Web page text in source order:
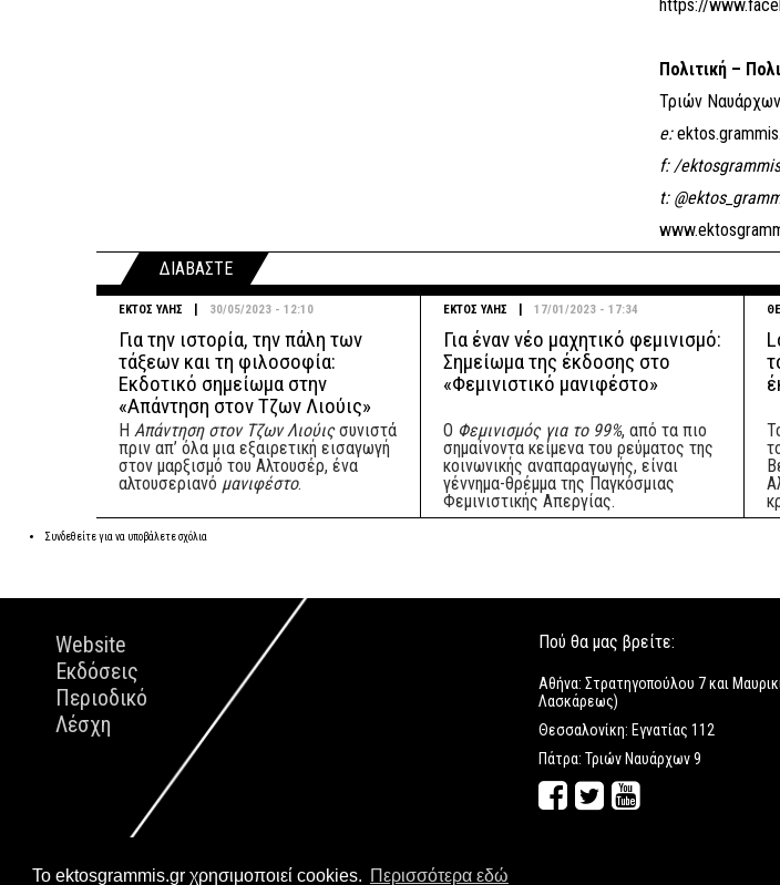
Το ektosgrammis.gr χρησιμοποιεί cookies. Περισσότερα εδώ
https://
Πολιτική –
Τριών
e:
f: /
t:
ΔΙΑΒΑΣΤΕ
ΕΚΤΟΣ ΥΛΗΣ 30/05/2023 - 12:10
Για την ιστορία, την πάλη των
τάξεων και τη φιλοσοφία:
Εκδοτικό σημείωμα στην
«Απάντηση στον Τζων Λιούις»
Η Απάντηση στον Τζων Λιούιςσυνιστά
πριν απ’ όλα μια εξαιρετική εισαγωγή
στον μαρξισμό του Αλτουσέρ, ένα
αλτουσεριανό μανιφέστο.
ΕΚΤΟΣ ΥΛΗΣ 17/01/2023 - 17:34
Για έναν νέο μαχητικό φεμινισμό:
Σημείωμα της έκδοσης στο
«Φεμινιστικό μανιφέστο»
Ο Φεμινισμός για το 99%, από τα πιο
σημαίνοντα κείμενα του ρεύματος της
κοινωνικής αναπαραγωγής, είναι
γέννημα-θρέμμα της Παγκόσμιας
Φεμινιστικής Απεργίας.
Συνδεθείτεγια να υποβάλετε σχόλια
Website
Εκδόσεις
Περιοδικό
Λέσχη
Πού θα μας βρείτε:
Αθήνα: Στρατηγοπούλου 7 και
Λασκάρεως)
Θεσσαλονίκη: Εγνατίας 112
Πάτρα: Τριών Ναυάρχων 9